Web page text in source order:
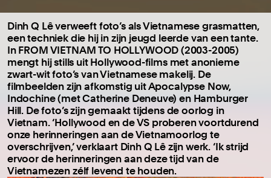
Dinh Q Lê verweeft foto’s als Vietnamese grasmatten,
een techniek die hij in zijn jeugd leerde van een tante.
In FROM VIETNAM TO HOLLYWOOD (2003-2005)
mengt hij stills uit Hollywood-films met anonieme
zwart-wit foto’s van Vietnamese makelij. De
filmbeelden zijn afkomstig uit Apocalypse Now,
Indochine (met Catherine Deneuve) en Hamburger
Hill. De foto’s zijn gemaakt tijdens de oorlog in
Vietnam. ‘Hollywood en de VS proberen voortdurend
onze herinneringen aan de Vietnamoorlog te
overschrijven,’ verklaart Dinh Q Lê zijn werk. ‘Ik strijd
ervoor de herinneringen aan deze tijd van de
Vietnamezen zélf levend te houden.